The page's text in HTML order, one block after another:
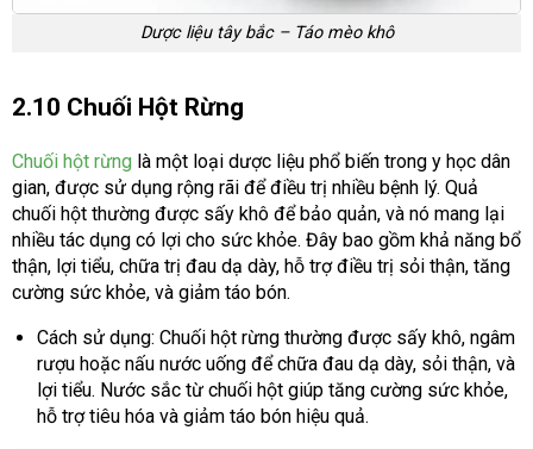
Dược liệu tây bắc – Táo mèo khô
2.10 Chuối Hột Rừng
Chuối hột rừng là một loại dược liệu phổ biến trong y học dân
gian, được sử dụng rộng rãi để điều trị nhiều bệnh lý. Quả
chuối hột thường được sấy khô để bảo quản, và nó mang lại
nhiều tác dụng có lợi cho sức khỏe. Đây bao gồm khả năng bổ
thận, lợi tiểu, chữa trị đau dạ dày, hỗ trợ điều trị sỏi thận, tăng
cường sức khỏe, và giảm táo bón.
Cách sử dụng: Chuối hột rừng thường được sấy khô, ngâm
rượu hoặc nấu nước uống để chữa đau dạ dày, sỏi thận, và
lợi tiểu. Nước sắc từ chuối hột giúp tăng cường sức khỏe,
hỗ trợ tiêu hóa và giảm táo bón hiệu quả.